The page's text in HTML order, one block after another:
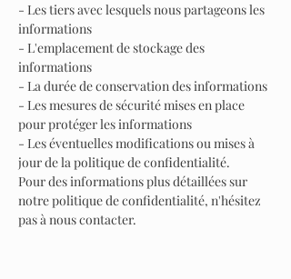
- Les tiers avec lesquels nous partageons les
informations
- L'emplacement de stockage des
informations
- La durée de conservation des informations
- Les mesures de sécurité mises en place
pour protéger les informations
- Les éventuelles modifications ou mises à
jour de la politique de confidentialité.
Pour des informations plus détaillées sur
notre politique de confidentialité, n'hésitez
pas à nous contacter.